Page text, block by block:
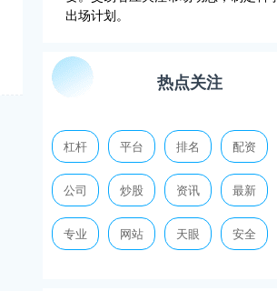
出场计划。
热点关注
杠杆 平台 排名 配资
公司 炒股 资讯 最新
专业 网站 天眼 安全